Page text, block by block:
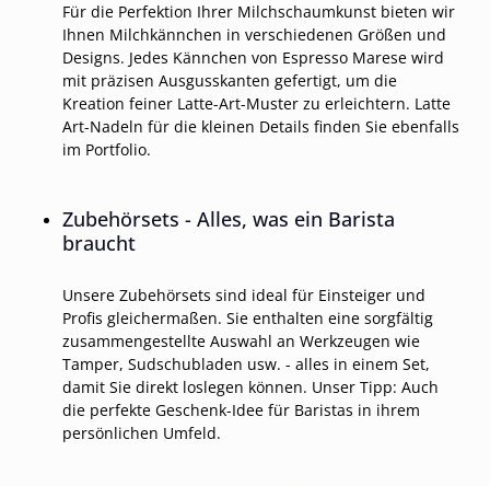
Für die Perfektion Ihrer Milchschaumkunst bieten wir
Ihnen Milchkännchen in verschiedenen Größen und
Designs. Jedes Kännchen von Espresso Marese wird
mit präzisen Ausgusskanten gefertigt, um die
Kreation feiner Latte-Art-Muster zu erleichtern. Latte
Art-Nadeln für die kleinen Details finden Sie ebenfalls
im Portfolio.
Zubehörsets - Alles, was ein Barista
braucht
Unsere Zubehörsets sind ideal für Einsteiger und
Profis gleichermaßen. Sie enthalten eine sorgfältig
zusammengestellte Auswahl an Werkzeugen wie
Tamper, Sudschubladen usw. - alles in einem Set,
damit Sie direkt loslegen können. Unser Tipp: Auch
die perfekte Geschenk-Idee für Baristas in ihrem
persönlichen Umfeld.